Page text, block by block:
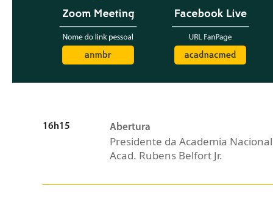
16h15 Abertura
Presidente da Academia
Acad. Rubens Belfort Jr.